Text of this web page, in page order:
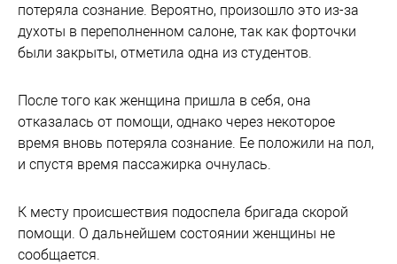
потеряла сознание. Вероятно, произошло это из-за
духоты в переполненном салоне, так как форточки
были закрыты, отметила одна из студентов.
После того как женщина пришла в себя, она
отказалась от помощи, однако через некоторое
время вновь потеряла сознание. Ее положили на пол,
и спустя время пассажирка очнулась.
К месту происшествия подоспела бригада скорой
помощи. О дальнейшем состоянии женщины не
сообщается.